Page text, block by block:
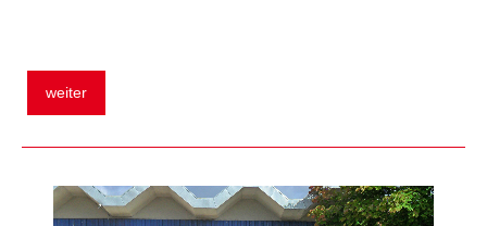
weiter